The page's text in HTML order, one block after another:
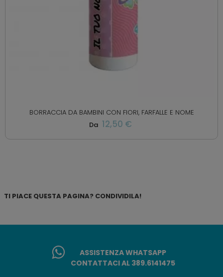
BORRACCIA DA BAMBINI CON FIORI, FARFALLE E NOME
Da 12,50 €
TI PIACE QUESTA PAGINA? CONDIVIDILA!
ASSISTENZA WHATSAPP
CONTATTACI AL 389.6141475